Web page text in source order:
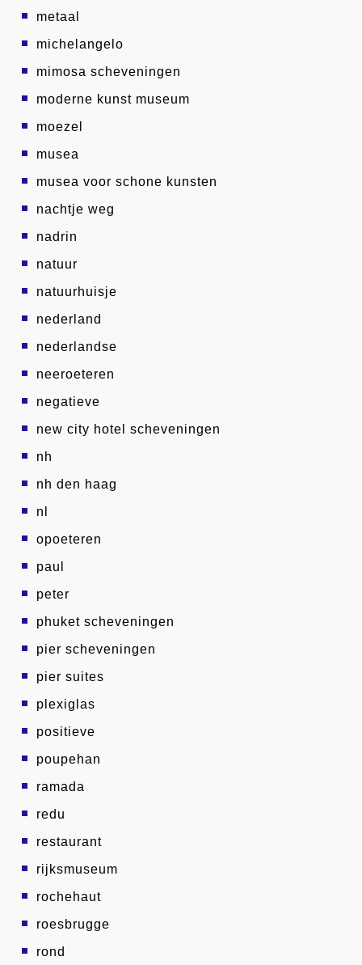
metaal
michelangelo
mimosa scheveningen
moderne kunst museum
moezel
musea
musea voor schone kunsten
nachtje weg
nadrin
natuur
natuurhuisje
nederland
nederlandse
neeroeteren
negatieve
new city hotel scheveningen
nh
nh den haag
nl
opoeteren
paul
peter
phuket scheveningen
pier scheveningen
pier suites
plexiglas
positieve
poupehan
ramada
redu
restaurant
rijksmuseum
rochehaut
roesbrugge
rond